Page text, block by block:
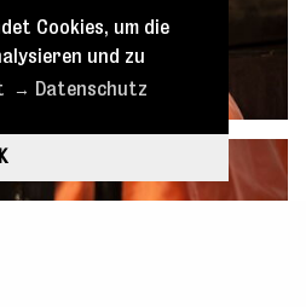
Cookies, um die
und zu
→ Datenschutz